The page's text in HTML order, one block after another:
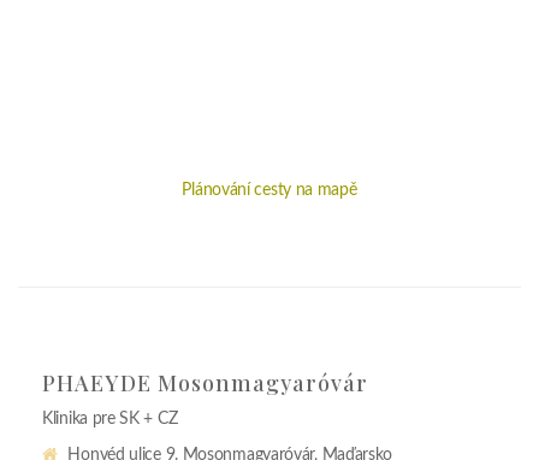
Plánování cesty na mapě
PHAEYDE Mosonmagyaróvár
Klinika pre SK + CZ
Honvéd ulice 9. Mosonmagyaróvár, Maďarsko